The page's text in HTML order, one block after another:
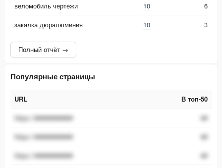
веломобиль чертежи
10
6
закалка дюралюминия
10 3
Полный отчёт →
Популярные страницы
URL
В топ-50
URL
https://###########
##
https://###########
##
https://###########
##